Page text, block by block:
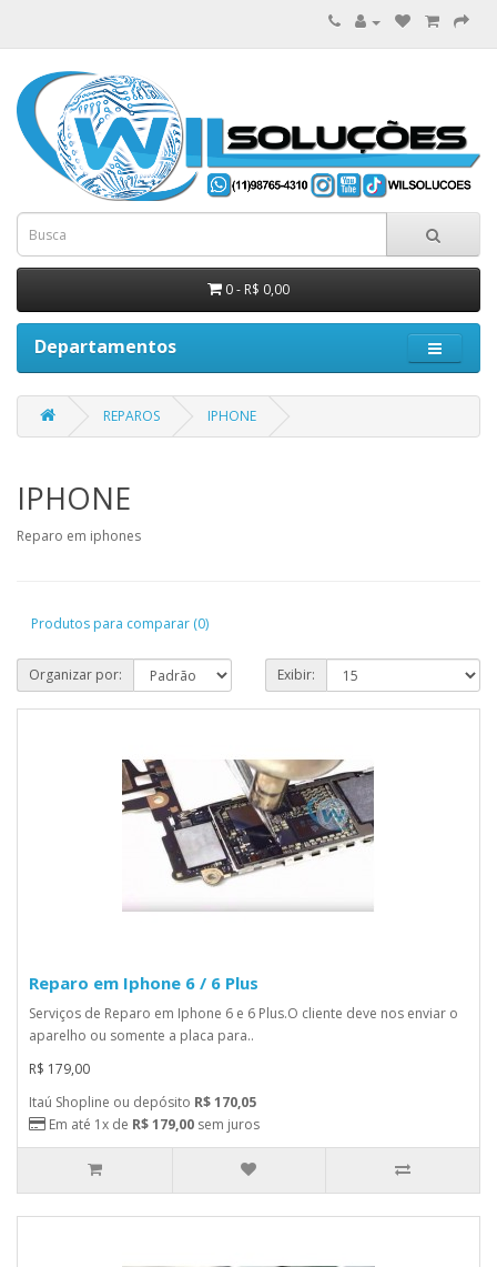
0 - R$ 0,00
Departamentos
REPAROS IPHONE
IPHONE
Reparo em iphones
Produtos para comparar (0)
Organizar por: Exibir:
Reparo em Iphone 6 / 6 Plus
Serviços de Reparo em Iphone 6 e 6 Plus.O cliente deve nos enviar o
aparelho ou somente a placa para..
R$ 179,00
Itaú Shopline ou depósito R$ 170,05
Em até 1x de R$ 179,00 sem juros